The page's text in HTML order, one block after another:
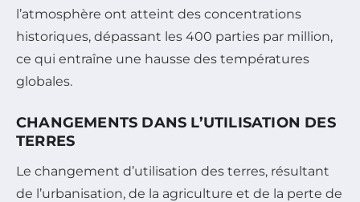
l’atmosphère ont atteint des concentrations
historiques, dépassant les 400 parties par million,
ce qui entraîne une hausse des températures
globales.
CHANGEMENTS DANS L’UTILISATION DES
TERRES
Le changement d’utilisation des terres, résultant
de l’urbanisation, de la agriculture et de la perte de